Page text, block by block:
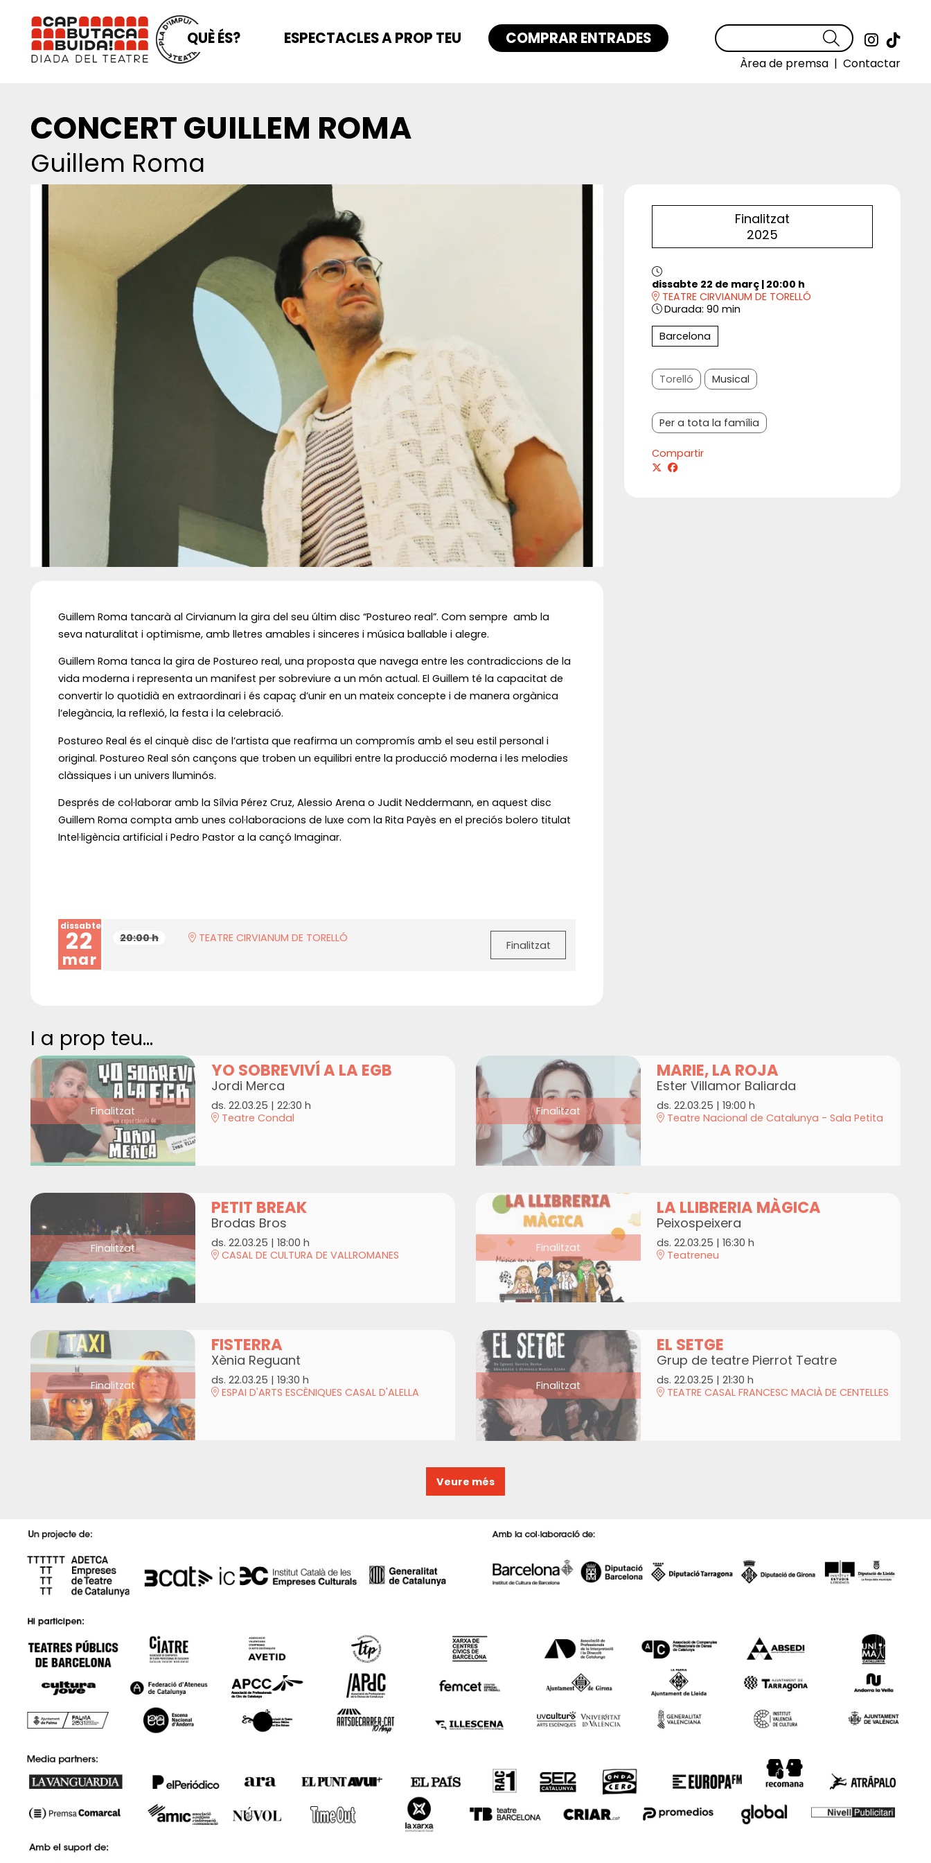
Link a
Cercar
Àrea de premsa | Contactar
QUÈ ÉS? ESPECTACLES A PROP TEU COMPRAR ENTRADES
CONCERT GUILLEM ROMA
Guillem Roma
Finalitzat
2025
dissabte 22 de març | 20:00 h
TEATRE CIRVIANUM DE TORELLÓ
Durada: 90 min
Barcelona
Torelló Musical
Per a tota la família
Compartir
Guillem Roma tancarà al Cirvianum la gira del seu últim disc “Postureo real”. Com sempre amb la
seva naturalitat i optimisme, amb lletres amables i sinceres i música ballable i alegre.
Guillem Roma tanca la gira de Postureo real, una proposta que navega entre les contradiccions de la
vida moderna i representa un manifest per sobreviure a un món actual. El Guillem té la capacitat de
convertir lo quotidià en extraordinari i és capaç d’unir en un mateix concepte i de manera orgànica
l’elegància, la reflexió, la festa i la celebració.
Postureo Real és el cinquè disc de l’artista que reafirma un compromís amb el seu estil personal i
original. Postureo Real són cançons que troben un equilibri entre la producció moderna i les melodies
clàssiques i un univers lluminós.
Després de col·laborar amb la Sílvia Pérez Cruz, Alessio Arena o Judit Neddermann, en aquest disc
Guillem Roma compta amb unes col·laboracions de luxe com la Rita Payès en el preciós bolero titulat
Intel·ligència artificial i Pedro Pastor a la cançó Imaginar.
dissabte
22
mar
20:00 h TEATRE CIRVIANUM DE TORELLÓ
Finalitzat
I a prop teu...
Finalitzat
YO SOBREVIVÍ A LA EGB
Jordi Merca
ds. 22.03.25 | 22:30 h
Teatre Condal
Finalitzat
MARIE, LA ROJA
Ester Villamor Baliarda
ds. 22.03.25 | 19:00 h
Teatre Nacional de Catalunya - Sala Petita
Finalitzat
PETIT BREAK
Brodas Bros
ds. 22.03.25 | 18:00 h
CASAL DE CULTURA DE VALLROMANES
Finalitzat
LA LLIBRERIA MÀGICA
Peixospeixera
ds. 22.03.25 | 16:30 h
Teatreneu
Finalitzat
FISTERRA
Xènia Reguant
ds. 22.03.25 | 19:30 h
ESPAI D'ARTS ESCÈNIQUES CASAL D'ALELLA
Finalitzat
EL SETGE
Grup de teatre Pierrot Teatre
ds. 22.03.25 | 21:30 h
TEATRE CASAL FRANCESC MACIÀ DE CENTELLES
Veure més